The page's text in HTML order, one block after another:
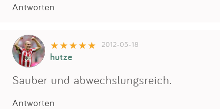
Antworten
2012-05-18
hutze
Sauber und abwechslungsreich.
Antworten